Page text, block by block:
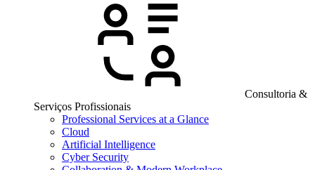
Consultoria &
Serviços Profissionais
Professional Services at a Glance
Cloud
Artificial Intelligence
Cyber Security